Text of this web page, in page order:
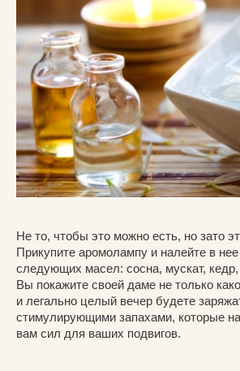
Не то, чтобы это можно есть, но зато
Прикупите аромолампу и налейте в
следующих масел: сосна, мускат,
Вы покажите своей даме не только
и легально целый вечер будете
стимулирующими запахами, которые
вам сил для ваших подвигов.